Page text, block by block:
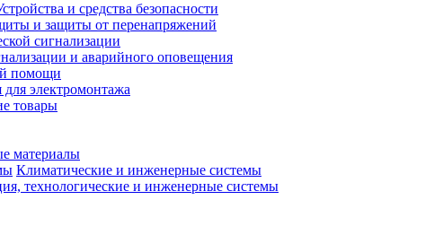
и средства безопасности
и защиты от перенапряжений
сигнализации
и аварийного оповещения
помощи
для электромонтажа
товары
материалы
Климатические и инженерные системы
технологические и инженерные системы